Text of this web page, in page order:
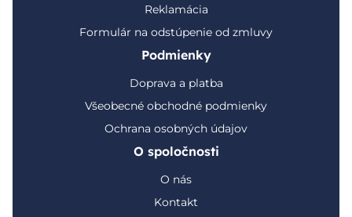
Reklamácia
Formulár na odstúpenie od zmluvy
Podmienky
Doprava a platba
Všeobecné obchodné podmienky
Ochrana osobných údajov
O spoločnosti
O nás
Kontakt